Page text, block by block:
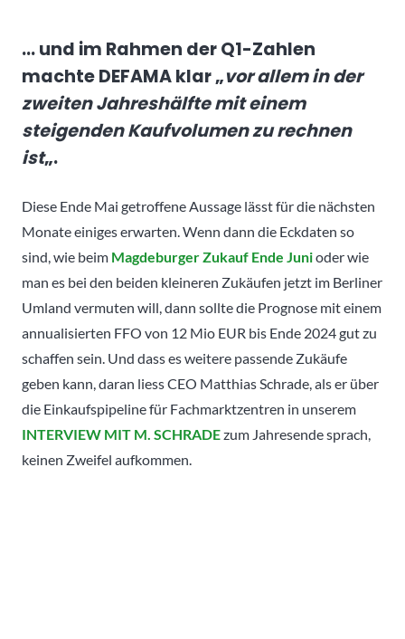
… und im Rahmen der Q1-Zahlen
machte DEFAMA klar „vor allem in der
zweiten Jahreshälfte mit einem
steigenden Kaufvolumen zu rechnen
ist„.
Diese Ende Mai getroffene Aussage lässt für die nächsten
Monate einiges erwarten. Wenn dann die Eckdaten so
sind, wie beim Magdeburger Zukauf Ende Junioder wie
man es bei den beiden kleineren Zukäufen jetzt im Berliner
Umland vermuten will, dann sollte die Prognose mit einem
annualisierten FFO von 12 Mio EUR bis Ende 2024 gut zu
schaffen sein. Und dass es weitere passende Zukäufe
geben kann, daran liess CEO Matthias Schrade, als er über
die Einkaufspipeline für Fachmarktzentren in unserem
INTERVIEW MIT M. SCHRADEzum Jahresende sprach,
keinen Zweifel aufkommen.